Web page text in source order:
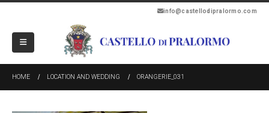
info@castellodipralormo.com
HOME LOCATION AND WEDDING ORANGERIE_031